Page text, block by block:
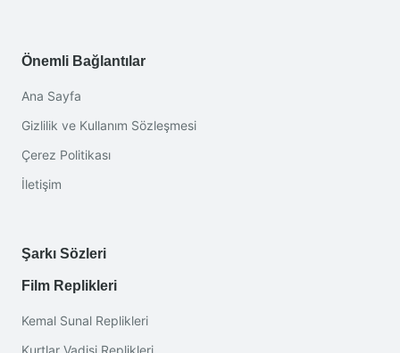
Önemli Bağlantılar
Ana Sayfa
Gizlilik ve Kullanım Sözleşmesi
Çerez Politikası
İletişim
Şarkı Sözleri
Film Replikleri
Kemal Sunal Replikleri
Kurtlar Vadisi Replikleri